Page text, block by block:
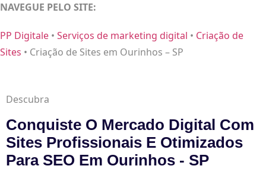
NAVEGUE PELO SITE:
PP Digitale • Serviços de marketing digital • Criação de
Sites • Criação de Sites em Ourinhos – SP
Descubra
Conquiste O Mercado Digital Com
Sites Profissionais E Otimizados
Para SEO Em Ourinhos - SP